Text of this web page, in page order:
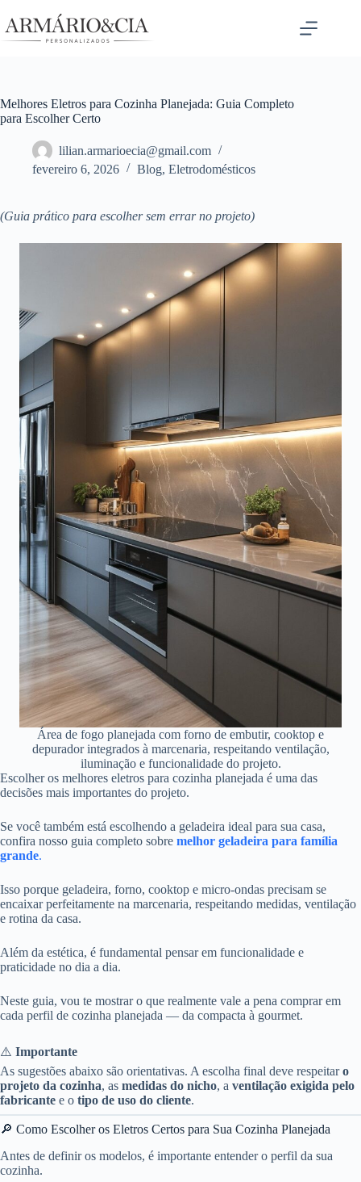
para
o
Melhores Eletros para Cozinha Planejada: Guia Completo
para Escolher Certo
lilian.armarioecia@gmail.com
fevereiro 6, 2026
Blog, Eletrodomésticos
(Guia prático para escolher sem errar no projeto)
Área de fogo planejada com forno de embutir, cooktop e
depurador integrados à marcenaria, respeitando ventilação,
iluminação e funcionalidade do projeto.
Escolher os melhores eletros para cozinha planejada é uma das
decisões mais importantes do projeto.
Se você também está escolhendo a geladeira ideal para sua casa,
confira nosso guia completo sobre melhor geladeira para família
grande.
Isso porque geladeira, forno, cooktop e micro-ondas precisam se
encaixar perfeitamente na marcenaria, respeitando medidas, ventilação
e rotina da casa.
Além da estética, é fundamental pensar em funcionalidade e
praticidade no dia a dia.
Neste guia, vou te mostrar o que realmente vale a pena comprar em
cada perfil de cozinha planejada — da compacta à gourmet.
⚠️ Importante
As sugestões abaixo são orientativas. A escolha final deve respeitaro
projeto da cozinha, as medidas do nicho, a ventilação exigida pelo
fabricante e o tipo de uso do cliente.
🔎 Como Escolher os Eletros Certos para Sua Cozinha Planejada
Antes de definir os modelos, é importante entender o perfil da sua
cozinha.